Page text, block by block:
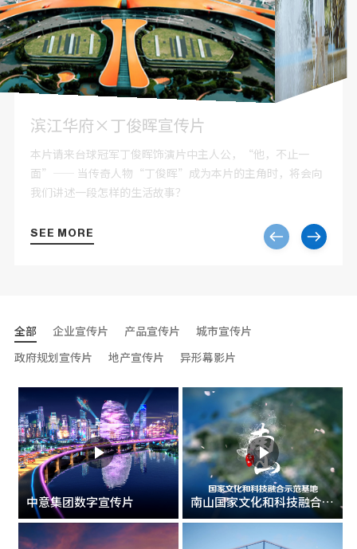
北京新机场汇报宣传片
2017年，天际数字非常荣幸的为北京大兴国际机场制作《大
兴机场建设汇报宣传片》，该影片作为习主席考察现场汇报
使用。影片受到领导的高度认可，并发来感谢信
SEE MORE
全部 企业宣传片 产品宣传片
城市宣传片
政府规划宣传片
地产宣传片 异形幕影片
中意集团数字宣传片 南山国家文化和科技融合示范基地宣传片